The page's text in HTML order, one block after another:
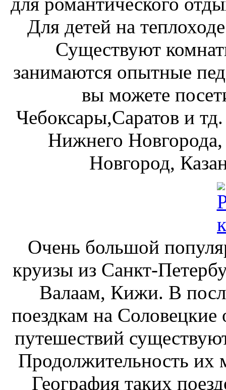
Для детей на
Существуют
занимаются опытные
вы можете
Чебоксары,Саратов и тд.
Нижнего
Новгород,
Очень большой
круизы из Санкт-
Валаам, Кижи. В
поездкам на
путешествий
Продолжительность их
География таких